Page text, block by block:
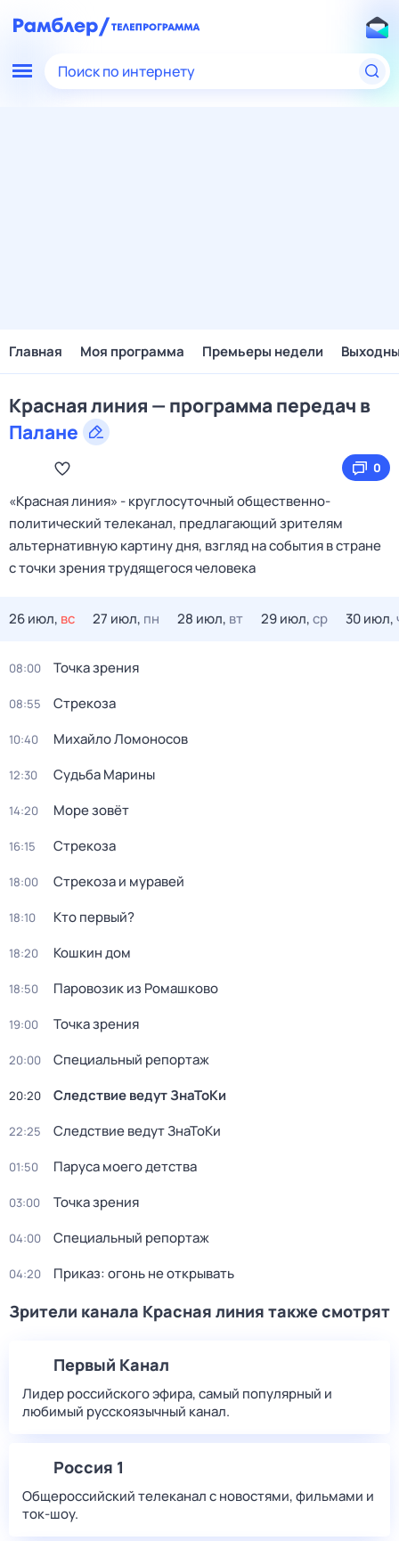
Поиск по интернету
Главная Моя программа Премьеры недели
Красная линия — программа передач в
Палане
0
«Красная линия» - круглосуточный общественно-
политический телеканал, предлагающий зрителям
альтернативную картину дня, взгляд на события в стране
с точки зрения трудящегося человека
26 июл, вс 27 июл, пн 28 июл, вт 29 июл,ср 30 июл,
08:00 Точка зрения
08:55 Стрекоза
10:40 Михайло Ломоносов
12:30 Судьба Марины
14:20 Море зовёт
16:15 Стрекоза
18:00 Стрекоза и муравей
18:10 Кто первый?
18:20 Кошкин дом
18:50 Паровозик из Ромашково
19:00 Точка зрения
20:00 Специальный репортаж
20:20 Следствие ведут ЗнаТоКи
22:25 Следствие ведут ЗнаТоКи
01:50 Паруса моего детства
03:00 Точка зрения
04:00 Специальный репортаж
04:20 Приказ: огонь не открывать
Зрители канала Красная линия также смотрят
Первый Канал
Лидер российского эфира, самый популярный и
любимый русскоязычный канал.
Россия 1
Общероссийский телеканал с новостями, фильмами и
ток-шоу.